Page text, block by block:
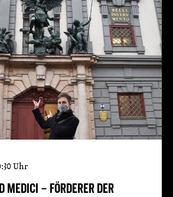
MEDICI – FÖRDERER DER
Uhr